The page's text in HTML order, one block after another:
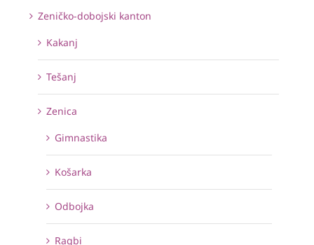
Zeničko-dobojski kanton
Kakanj
Tešanj
Zenica
Gimnastika
Košarka
Odbojka
Ragbi